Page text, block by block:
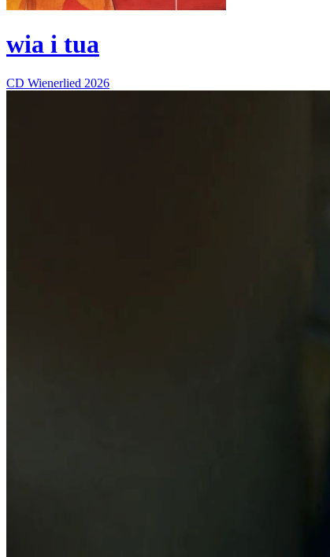
wia i tua
CD Wienerlied 2026